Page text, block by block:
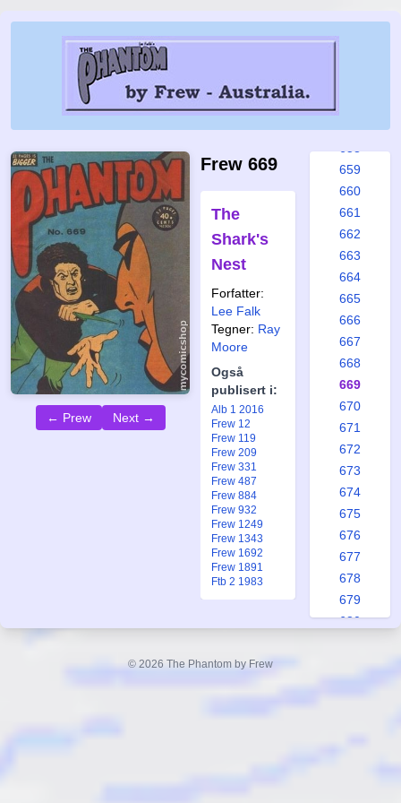
← Prew Next →
Frew 669
The
Shark's
Nest
Forfatter:
Lee Falk
Tegner: Ray
Moore
Også
publisert i:
Alb 1 2016
Frew 12
Frew 119
Frew 209
Frew 331
Frew 487
Frew 884
Frew 932
Frew 1249
Frew 1343
Frew 1692
Frew 1891
Ftb 2 1983
652
659
660
661
662
663
664
665
666
667
668
669
670
671
672
673
674
675
676
677
678
679
680
© 2026 The Phantom by Frew